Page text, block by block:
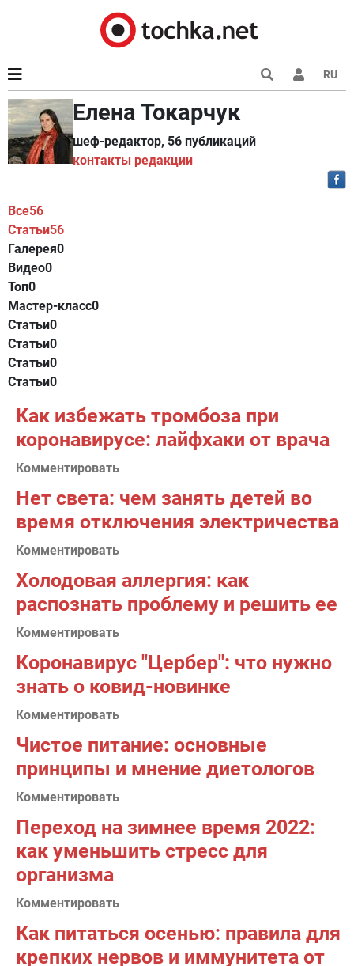
RU
Елена Токарчук
шеф-редактор, 56 публикаций
контакты редакции
Все56
Статьи56
Галерея0
Видео0
Топ0
Мастер-класс0
Статьи0
Статьи0
Статьи0
Статьи0
Как избежать тромбоза при
коронавирусе: лайфхаки от врача
Комментировать
Нет света: чем занять детей во
время отключения электричества
Комментировать
Холодовая аллергия: как
распознать проблему и решить ее
Комментировать
Коронавирус "Цербер": что нужно
знать о ковид-новинке
Комментировать
Чистое питание: основные
принципы и мнение диетологов
Комментировать
Переход на зимнее время 2022:
как уменьшить стресс для
организма
Комментировать
Как питаться осенью: правила для
крепких нервов и иммунитета от